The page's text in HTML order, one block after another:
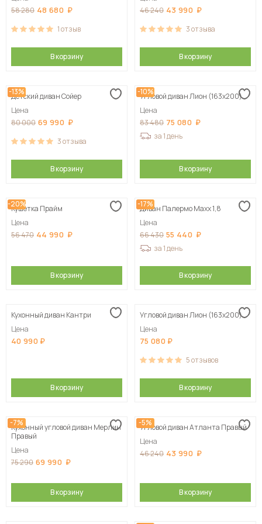
58 280 48 680
1отзыв
В корзину
46 240 43 990
3отзыва
В корзину
-13%
Детский диван Сойер
Цена
80 000 69 990
3отзыва
В корзину
-10%
Угловой диван Лион (163х200)
Цена
83 480 75 080
за 1 день
В корзину
-20%
Кушетка Прайм
Цена
56 470 44 990
В корзину
-17%
Диван Палермо Maxx 1,8
Цена
66 430 55 440
за 1 день
В корзину
Кухонный диван Кантри
Цена
40 990
В корзину
Угловой диван Лион (163х200)
Цена
75 080
5отзывов
В корзину
-7%
Кухонный угловой диван Мерлин
Правый
Цена
75 290 69 990
В корзину
-5%
Угловой диван Атланта Правый
Цена
46 240 43 990
В корзину